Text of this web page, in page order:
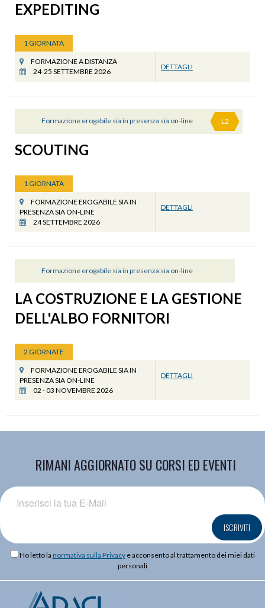
EXPEDITING
1 GIORNATA
FORMAZIONE A DISTANZA
24-25 SETTEMBRE 2026
DETTAGLI
Formazione erogabile sia in presenza sia on-line L2
SCOUTING
1 GIORNATA
FORMAZIONE EROGABILE SIA IN
PRESENZA SIA ON-LINE
24 SETTEMBRE 2026
DETTAGLI
Formazione erogabile sia in presenza sia on-line
LA COSTRUZIONE E LA GESTIONE
DELL'ALBO FORNITORI
2 GIORNATE
FORMAZIONE EROGABILE SIA IN
PRESENZA SIA ON-LINE
02 - 03 NOVEMBRE 2026
DETTAGLI
RIMANI AGGIORNATO SU CORSI ED EVENTI
ISCRIVITI
Ho letto la normativa sulla Privacye acconsento al trattamento dei miei dati
personali